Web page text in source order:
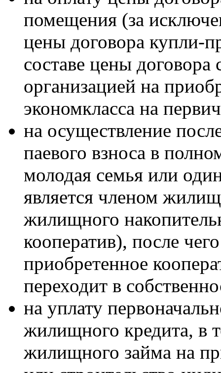
помещения (за
цены договора купли-
составе цены
организацией на
экономкласса на
на осуществление
паевого взноса в
молодая семья или
является членом
жилищного
кооператив), после
приобретенное
переходит в
на уплату
жилищного кредита, в
жилищного займа на